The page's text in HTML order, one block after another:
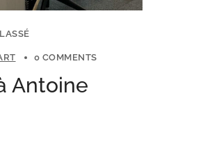
0 COMMENTS
Antoine